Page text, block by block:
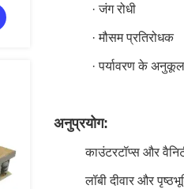
· जंग रोधी
· मौसम प्रतिरोधक
· पर्यावरण के अनुकूल
अनुप्रयोग:
काउंटरटॉप्स और
लॉबी दीवार और